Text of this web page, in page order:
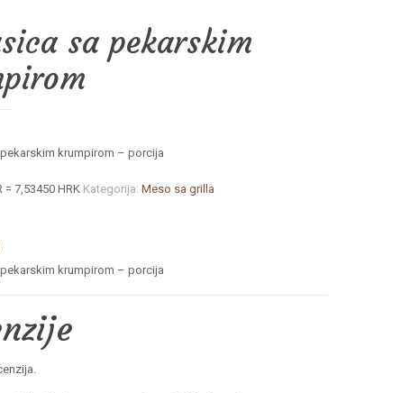
sa pekarskim
krumpirom – porcija
= 7,53450 HRK Kategorija: Meso sa grilla
krumpirom – porcija